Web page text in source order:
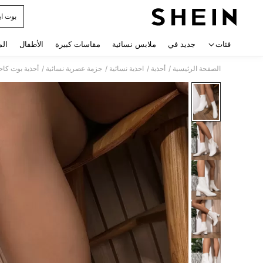
بوت
فئات جديد في ملابس نسائية مقاسات كبيرة الأطفال
الصفحة الرئيسية / أحذية / احذية نسائية / جزمة عصرية نسائية / أحذية بوت